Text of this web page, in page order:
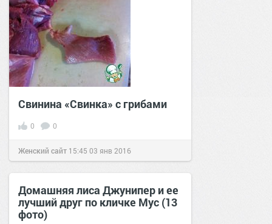
Свинина «Свинка» с грибами
0 0
Женский сайт 15:45 03 янв 2016
Домашняя лиса Джунипер и ее
лучший друг по кличке Мус (13
фото)